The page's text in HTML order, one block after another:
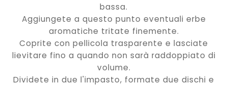
bassa.
Aggiungete a questo punto eventuali erbe
aromatiche tritate finemente.
Coprite con pellicola trasparente e lasciate
lievitare fino a quando non sarà raddoppiato di
volume.
Dividete in due l'impasto, formate due dischi e